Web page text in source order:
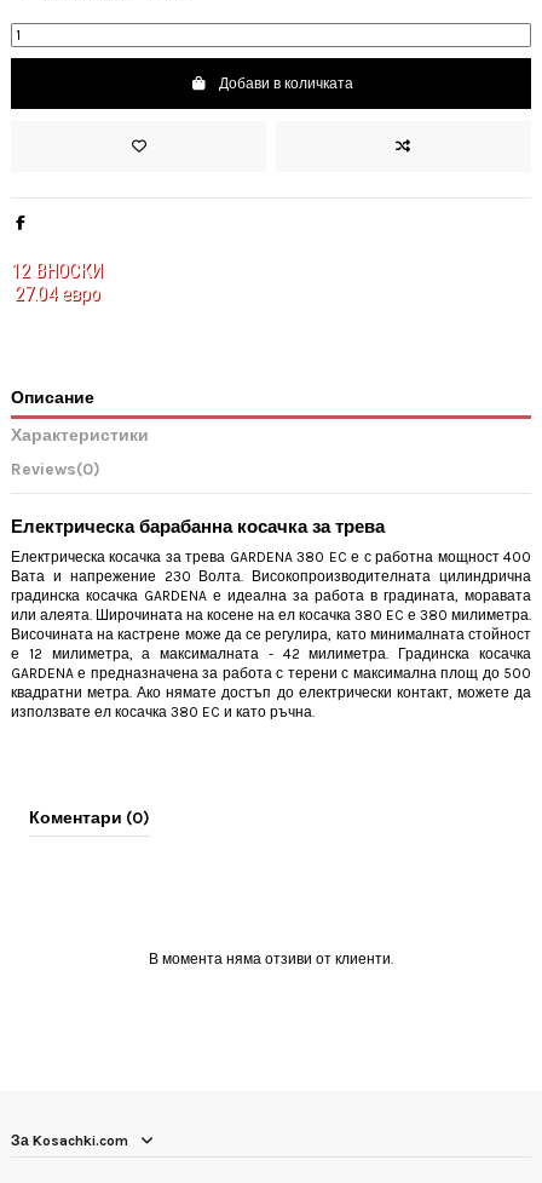
Добави в количката
12 ВНОСКИ
27.04 евро
Описание
Характеристики
Reviews(0)
Електрическа барабанна косачка за трева
Електрическа косачка за трева GARDENA 380 EC е с работна мощност 400
Вата и напрежение 230 Волта. Високопроизводителната цилиндрична
градинска косачка GARDENA е идеална за работа в градината, моравата
или алеята. Широчината на косене на ел косачка 380 EC е 380 милиметра.
Височината на кастрене може да се регулира, като минималната стойност
е 12 милиметра, а максималната - 42 милиметра. Градинска косачка
GARDENA е предназначена за работа с терени с максимална площ до 500
квадратни метра. Ако нямате достъп до електрически контакт, можете да
използвате ел косачка 380 EC и като ръчна.
Коментари (0)
В момента няма отзиви от клиенти.
За Kosachki.com